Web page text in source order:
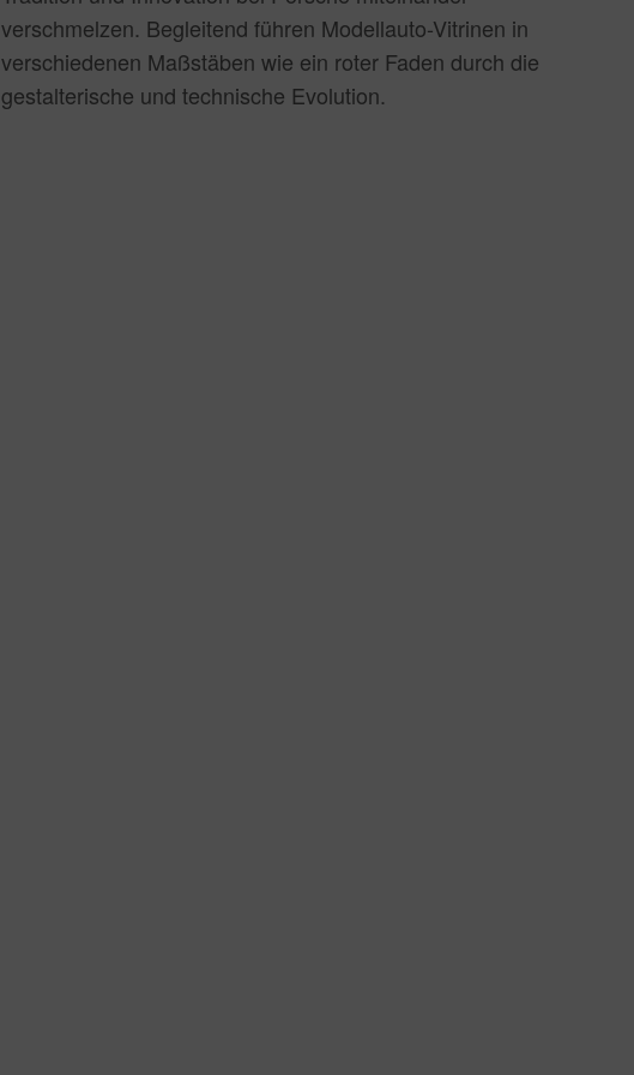
verschmelzen. Begleitend führen Modellauto-Vitrinen in
verschiedenen Maßstäben wie ein roter Faden durch die
gestalterische und technische Evolution.